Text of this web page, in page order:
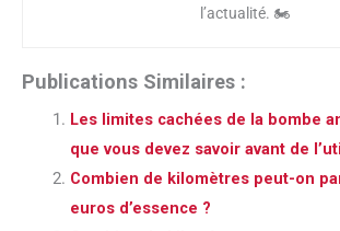
l’actualité. 🏍️
Publications Similaires :
Les limites cachées de la bombe anti-crevaison : ce
que vous devez savoir avant de
Combien de kilomètres peut-on parcourir avec 10
euros d’essence ?